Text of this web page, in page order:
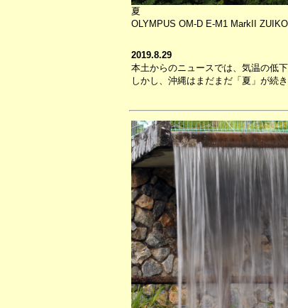
夏
OLYMPUS OM-D E-M1 MarkII
2019.8.29
本土からのニュースでは、気温の低下
しかし、沖縄はまだまだ「夏」が続き